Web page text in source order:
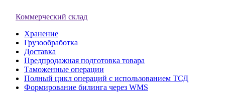
Коммерческий склад
Хранение
Грузообработка
Доставка
Предпродажная подготовка товара
Таможенные операции
Полный цикл операций с использованием ТСД
Формирование билинга через WMS